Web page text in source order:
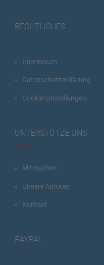
RECHTLICHES
Impressum
Datenschutzerklärung
Cookie-Einstellungen
UNTERSTÜTZE UNS
Mitmachen
Unsere Autoren
Kontakt
PAYPAL